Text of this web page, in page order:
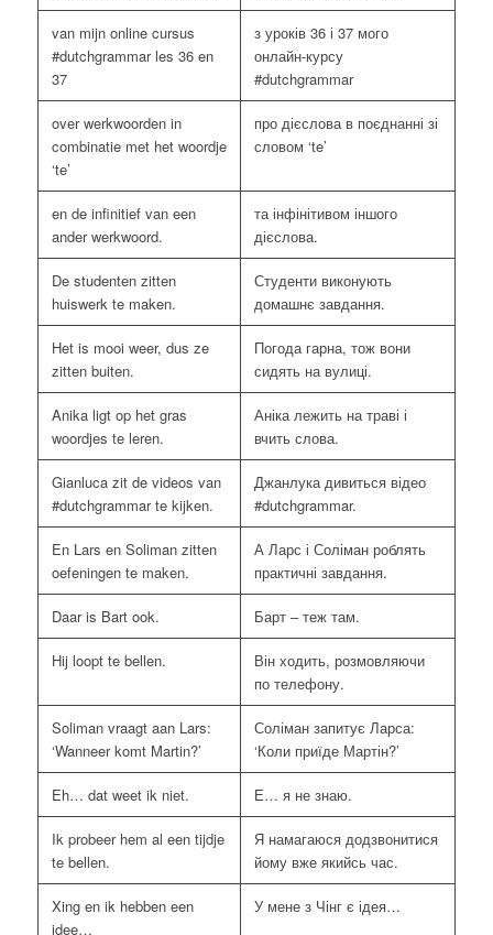
van mijn online cursus
#dutchgrammar les 36 en
37
з уроків 36 і 37 мого
онлайн-курсу
#dutchgrammar
over werkwoorden in
combinatie met het woordje
‘te’
про дієслова в поєднанні зі
словом ‘te’
en de infinitief van een
ander werkwoord.
та інфінітивом іншого
дієслова.
De studenten zitten
huiswerk te maken.
Студенти виконують
домашнє завдання.
Het is mooi weer, dus ze
zitten buiten.
Погода гарна, тож вони
сидять на вулиці.
Anika ligt op het gras
woordjes te leren.
Аніка лежить на траві і
вчить слова.
Gianluca zit de videos van
#dutchgrammar te kijken.
Джанлука дивиться відео
#dutchgrammar.
En Lars en Soliman zitten
oefeningen te maken.
А Ларс і Соліман роблять
практичні завдання.
Daar is Bart ook. Барт – теж там.
Hij loopt te bellen.
Він ходить, розмовляючи
по телефону.
Soliman vraagt aan Lars:
‘Wanneer komt Martin?’
Соліман запитує Ларса:
‘Коли приїде Мартін?’
Eh… dat weet ik niet. Е… я не знаю.
Ik probeer hem al een tijdje
te bellen.
Я намагаюся додзвонитися
йому вже якийсь час.
Xing en ik hebben een
idee…
У мене з Чінг є ідея…